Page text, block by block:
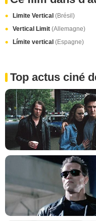
Limite Vertical (Brésil)
Vertical Limit (Allemagne)
Límite vertical (Espagne)
Top actus ciné